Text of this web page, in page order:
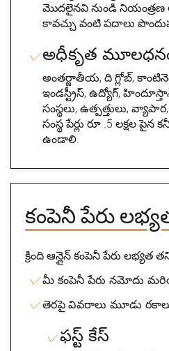
మొదలైనవి నుండి
కావచ్చు వంటి పదాలు
అధీకృత
అంతర్జాతీయ, ది గ్లోబ్,
ఇండస్ట్రీస్, ఉద్యోగ్,
సంస్థలు, ఉత్పత్తులు,
సంస్థ పేర్లు రూ .5 లక్షల
ఉండాలి.
కంపెనీ పేరు
క్రింది ఆన్లైన్ కంపెనీ పేరు లభ్యత
మీ కంపెనీ పేరు నమోదు
తెరపై వివరాలు మూడు
ఫస్ట్ కేస్